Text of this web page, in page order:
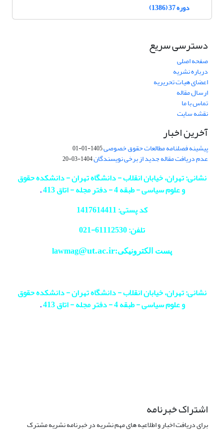
دوره 37 (1386)
دسترسی سریع
صفحه اصلی
درباره نشریه
اعضای هیات تحریریه
ارسال مقاله
تماس با ما
نقشه سایت
آخرین اخبار
پیشینه فصلنامه مطالعات حقوق خصوصی1405-01-01
عدم دریافت مقاله جدید از برخی نویسندگان1404-03-20
نشانی: تهران، خیابان انقلاب - دانشگاه تهران - دانشکده حقوق
و علوم سیاسی - طبقه 4 - دفتر مجله - اتاق 413
.
کد پستی: 1417614411
تلفن: 61112530-
021
پست الکترونیکی:lawmag@ut.ac.ir
نشانی: تهران، خیابان انقلاب - دانشگاه تهران - دانشکده حقوق
و علوم سیاسی - طبقه 4 - دفتر مجله - اتاق 413
.
اشتراک خبرنامه
برای دریافت اخبار و اطلاعیه های مهم نشریه در خبرنامه نشریه مشترک